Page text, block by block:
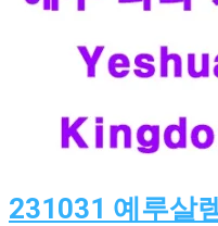
231031 예루살